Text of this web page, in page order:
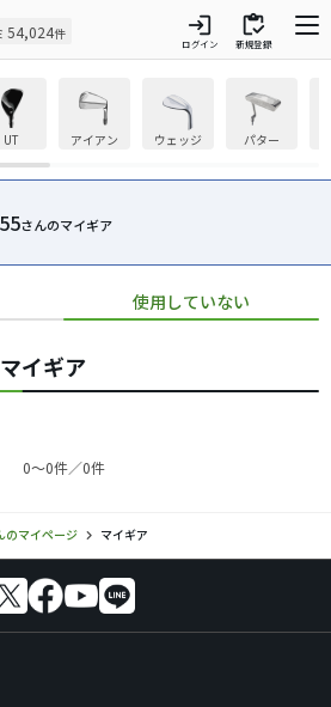
54,024件 login
ログイン
inventory
新規登録
UT アイアン ウェッジ パター
さんのマイギア
使用していない
イギア
0〜0件／0件
のマイページ マイギア